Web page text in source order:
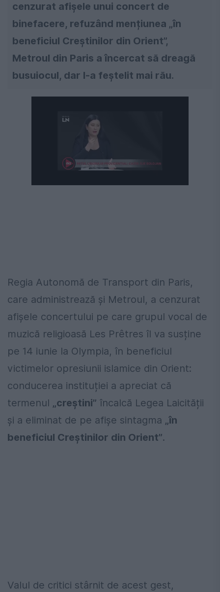
cenzurat afișele unui concert de
binefacere, refuzând mențiunea „în
beneficiul Creștinilor din Orient”,
Metroul din Paris a încercat să dreagă
busuiocul, dar l-a feștelit mai rău.
Regia Autonomă de Transport din Paris,
care administrează și Metroul, a cenzurat
afișele concertului pe care grupul vocal de
muzică religioasă Les Prêtres îl va susține
pe 14 iunie la Olympia, în beneficiul
victimelor opresiunii islamice din Orient:
conducerea instituției a apreciat că
termenul „creștini” încalcă Legea Laicității
și a eliminat de pe afișe sintagma „în
beneficiul Creștinilor din Orient”.
Valul de critici stârnit de acest gest,